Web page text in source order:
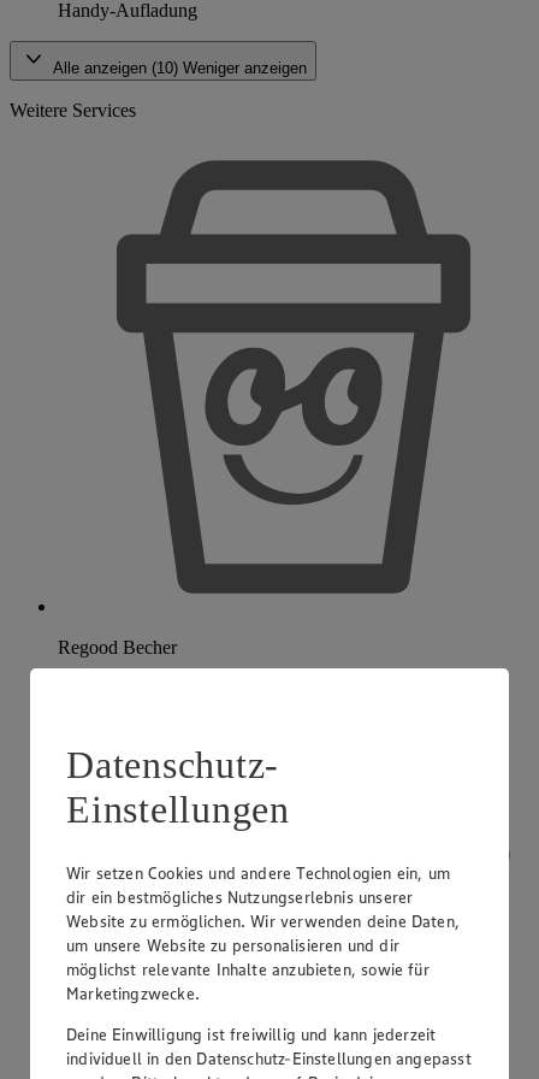
Handy-Aufladung
Alle anzeigen (10) Weniger anzeigen
Weitere Services
Regood Becher
Datenschutz-
Einstellungen
Wir setzen Cookies und andere Technologien ein, um
dir ein bestmögliches Nutzungserlebnis unserer
Website zu ermöglichen. Wir verwenden deine Daten,
um unsere Website zu personalisieren und dir
möglichst relevante Inhalte anzubieten, sowie für
Marketingzwecke.
Deine Einwilligung ist freiwillig und kann jederzeit
individuell in den Datenschutz-Einstellungen angepasst